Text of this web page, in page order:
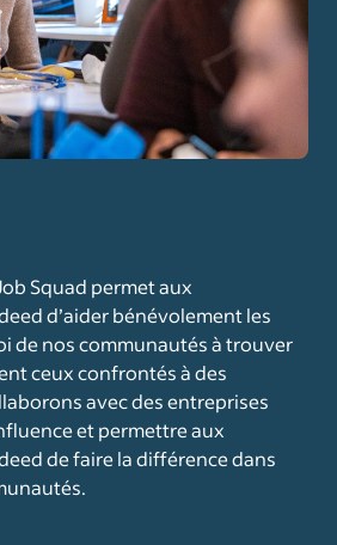
Squad permet aux
d’aider bénévolement les
de nos communautés à trouver
ceux confrontés à des
avec des entreprises
et permettre aux
de faire la différence dans